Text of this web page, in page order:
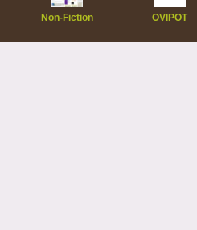
Non-Fiction OVIPOT